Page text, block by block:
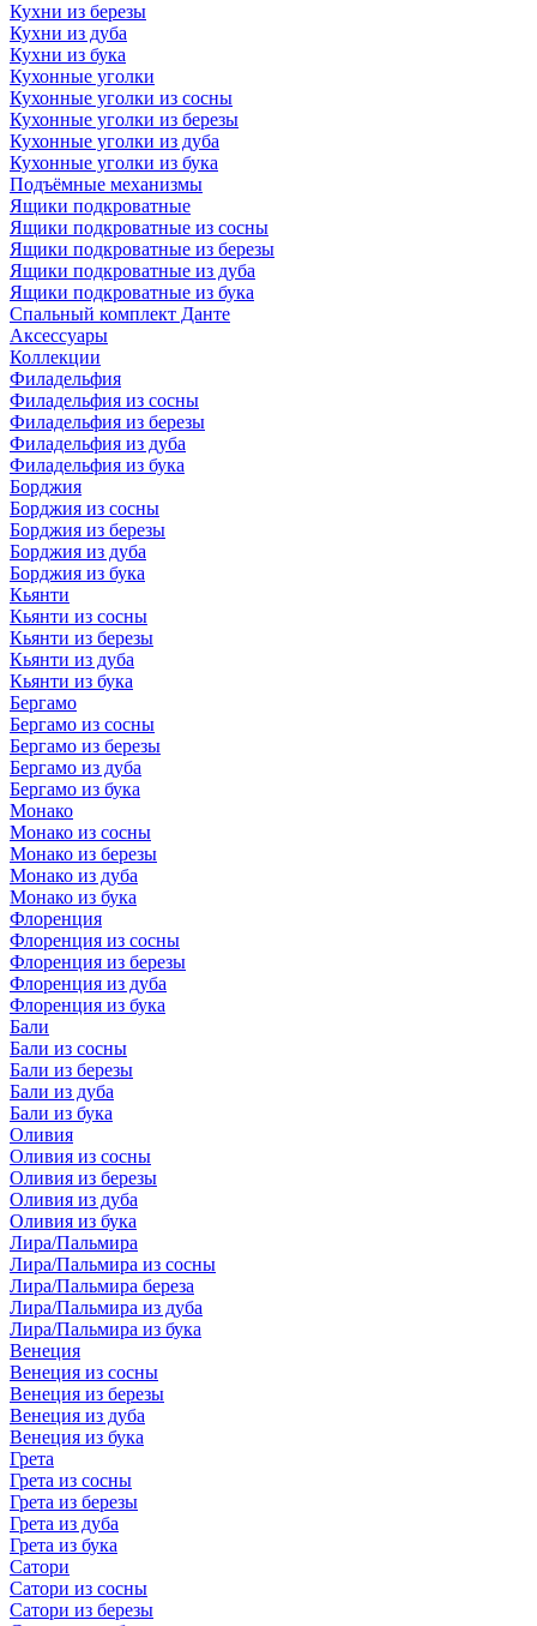
Кухни из березы
Кухни из дуба
Кухни из бука
Кухонные уголки
Кухонные уголки из сосны
Кухонные уголки из березы
Кухонные уголки из дуба
Кухонные уголки из бука
Подъёмные механизмы
Ящики подкроватные
Ящики подкроватные из сосны
Ящики подкроватные из березы
Ящики подкроватные из дуба
Ящики подкроватные из бука
Спальный комплект Данте
Аксессуары
Коллекции
Филадельфия
Филадельфия из сосны
Филадельфия из березы
Филадельфия из дуба
Филадельфия из бука
Борджия
Борджия из сосны
Борджия из березы
Борджия из дуба
Борджия из бука
Кьянти
Кьянти из сосны
Кьянти из березы
Кьянти из дуба
Кьянти из бука
Бергамо
Бергамо из сосны
Бергамо из березы
Бергамо из дуба
Бергамо из бука
Монако
Монако из сосны
Монако из березы
Монако из дуба
Монако из бука
Флоренция
Флоренция из сосны
Флоренция из березы
Флоренция из дуба
Флоренция из бука
Бали
Бали из сосны
Бали из березы
Бали из дуба
Бали из бука
Оливия
Оливия из сосны
Оливия из березы
Оливия из дуба
Оливия из бука
Лира/Пальмира
Лира/Пальмира из сосны
Лира/Пальмира береза
Лира/Пальмира из дуба
Лира/Пальмира из бука
Венеция
Венеция из сосны
Венеция из березы
Венеция из дуба
Венеция из бука
Грета
Грета из сосны
Грета из березы
Грета из дуба
Грета из бука
Сатори
Сатори из сосны
Сатори из березы